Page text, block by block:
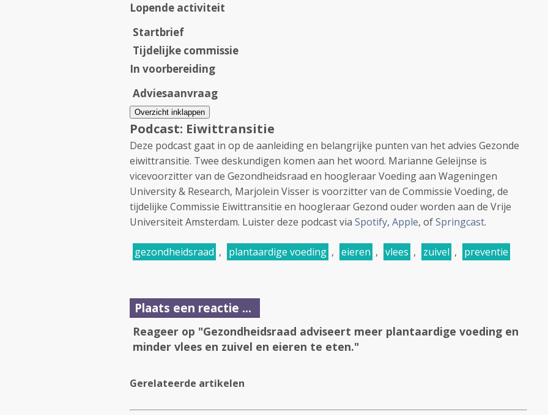
Lopende activiteit
Startbrief
Tijdelijke commissie
In voorbereiding
Adviesaanvraag
Overzicht inklappen
Podcast: Eiwittransitie
Deze podcast gaat in op de aanleiding en belangrijke punten van het advies Gezonde
eiwittransitie. Twee deskundigen komen aan het woord. Marianne Geleijnse is
vicevoorzitter van de Gezondheidsraad en hoogleraar Voeding aan Wageningen
University & Research, Marjolein Visser is voorzitter van de Commissie Voeding, de
tijdelijke Commissie Eiwittransitie en hoogleraar Gezond ouder worden aan de Vrije
Universiteit Amsterdam. Luister deze podcast via Spotify, Apple, ofSpringcast.
gezondheidsraad , plantaardige voeding , eieren , vlees , zuivel , preventie
Plaats een reactie ...
Reageer op "Gezondheidsraad adviseert meer plantaardige voeding en
minder vlees en zuivel en eieren te eten."
Gerelateerde artikelen